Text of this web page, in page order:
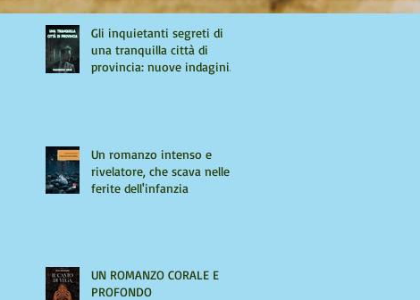
Gli inquietanti segreti di
una tranquilla città di
provincia: nuove indagini
Un romanzo intenso e
rivelatore, che scava nelle
ferite dell'infanzia
UN ROMANZO CORALE E
PROFONDO